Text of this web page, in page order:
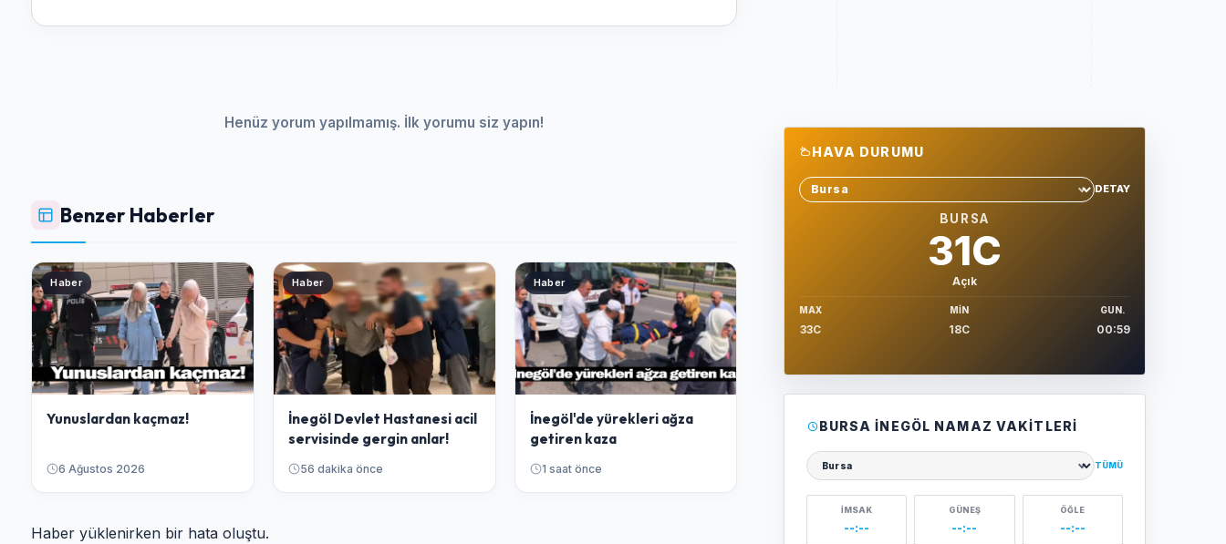
Henüz yorum yapılmamış. İlk yorumu siz yapın!
Benzer Haberler
Haber
Yunuslardan kaçmaz!
6 Ağustos 2026
Haber
İnegöl Devlet Hastanesi acil
servisinde gergin anlar!
56 dakika önce
Haber
İnegöl'de yürekleri ağza
getiren kaza
1 saat önce
Haber yüklenirken bir hata oluştu.
HAVA DURUMU
Sehir sec
DETAY
BURSA
31C
Açık
MAX
33C
MIN
18C
GUN.
00:59
BURSA İNEGÖL NAMAZ VAKITLERI
Şehir seçin
TÜMÜ
İMSAK
--:--
GÜNEŞ
--:--
ÖĞLE
--:--